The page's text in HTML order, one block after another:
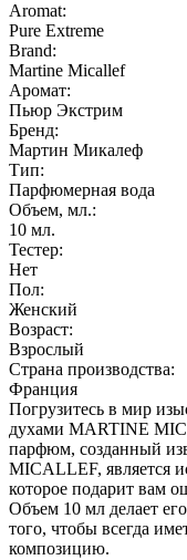
Aromat:
Pure Extreme
Brand:
Martine Micallef
Аромат:
Пьюр Экстрим
Бренд:
Мартин Микалеф
Тип:
Парфюмерная вода
Объем, мл.:
10 мл.
Тестер:
Нет
Пол:
Женский
Возраст:
Взрослый
Страна производства:
Франция
Погрузитесь в мир
духами MARTINE
парфюм, созданный
MICALLEF, является
которое подарит вам
Объем 10 мл делает
того, чтобы всегда
композицию.